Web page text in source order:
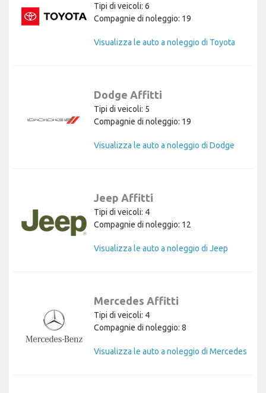
Tipi di veicoli: 6
Compagnie di noleggio: 19
Visualizza le auto a noleggio di Toyota
Dodge Affitti
Tipi di veicoli: 5
Compagnie di noleggio: 19
Visualizza le auto a noleggio di Dodge
Jeep Affitti
Tipi di veicoli: 4
Compagnie di noleggio: 12
Visualizza le auto a noleggio di Jeep
Mercedes Affitti
Tipi di veicoli: 4
Compagnie di noleggio: 8
Visualizza le auto a noleggio di Mercedes